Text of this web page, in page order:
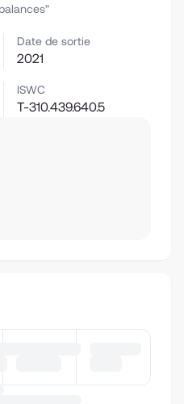
Date de sortie
2021
ISWC
T-310.439.640.5